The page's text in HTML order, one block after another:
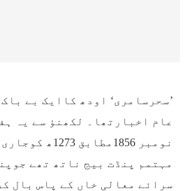
’سحرسامری‘ اودھ کاایک بے
مہتمم پنڈت بیج ناتھ تھے
سرائے معالی خاں کے پاس بال